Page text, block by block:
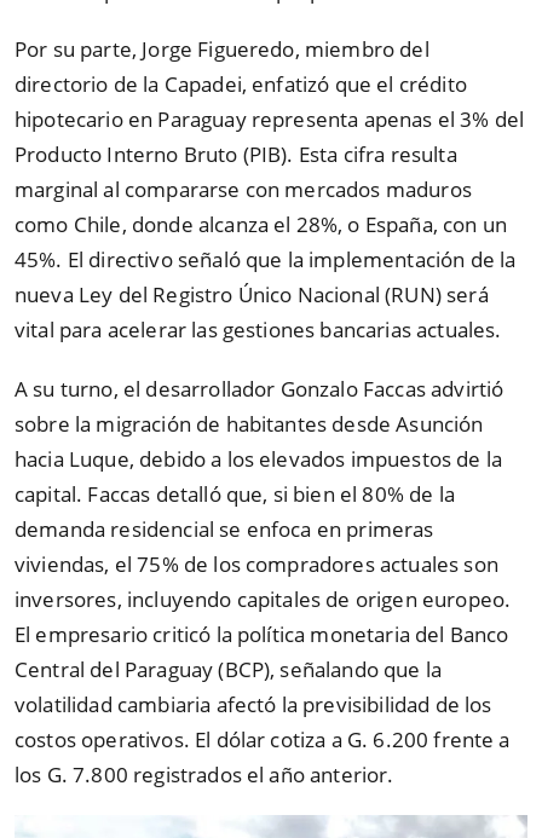
Por su parte, Jorge Figueredo, miembro del
directorio de la Capadei, enfatizó que el crédito
hipotecario en Paraguay representa apenas el 3% del
Producto Interno Bruto (PIB). Esta cifra resulta
marginal al compararse con mercados maduros
como Chile, donde alcanza el 28%, o España, con un
45%. El directivo señaló que la implementación de la
nueva Ley del Registro Único Nacional (RUN) será
vital para acelerar las gestiones bancarias actuales.
A su turno, el desarrollador Gonzalo Faccas advirtió
sobre la migración de habitantes desde Asunción
hacia Luque, debido a los elevados impuestos de la
capital. Faccas detalló que, si bien el 80% de la
demanda residencial se enfoca en primeras
viviendas, el 75% de los compradores actuales son
inversores, incluyendo capitales de origen europeo.
El empresario criticó la política monetaria del Banco
Central del Paraguay (BCP), señalando que la
volatilidad cambiaria afectó la previsibilidad de los
costos operativos. El dólar cotiza a G. 6.200 frente a
los G. 7.800 registrados el año anterior.